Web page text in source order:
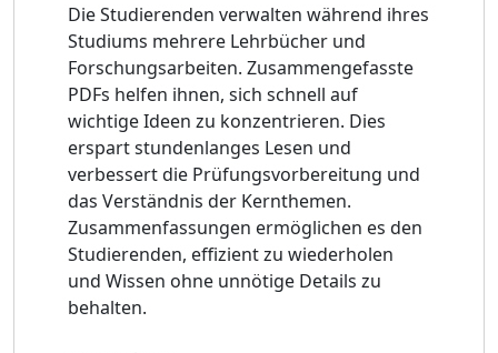
Die Studierenden verwalten während ihres
Studiums mehrere Lehrbücher und
Forschungsarbeiten. Zusammengefasste
PDFs helfen ihnen, sich schnell auf
wichtige Ideen zu konzentrieren. Dies
erspart stundenlanges Lesen und
verbessert die Prüfungsvorbereitung und
das Verständnis der Kernthemen.
Zusammenfassungen ermöglichen es den
Studierenden, effizient zu wiederholen
und Wissen ohne unnötige Details zu
behalten.